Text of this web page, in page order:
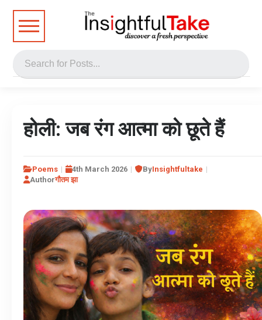
होली: जब रंग आत्मा को छूते हैं
Poems 4th March 2026 ByInsightfultake
Authorगौतम झा